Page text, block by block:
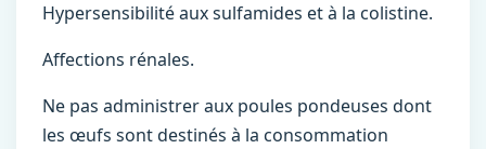
Hypersensibilité aux sulfamides et à la colistine.
Affections rénales.
Ne pas administrer aux poules pondeuses dont
les œufs sont destinés à la consommation